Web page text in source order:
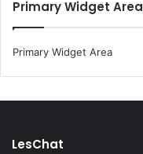
Primary Widget Area
Primary Widget Area
LesChat